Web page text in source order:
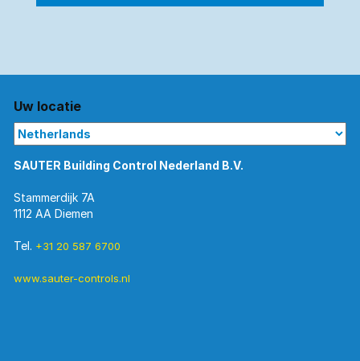
Uw locatie
SAUTER Building Control Nederland B.V.
Stammerdijk 7A
1112 AA Diemen
Tel. +31 20 587 6700
www.sauter-controls.nl